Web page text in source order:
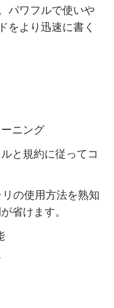
パワフルで使いや
をより迅速に書く
ニング
と規約に従ってコ
の使用方法を熟知
省けます。